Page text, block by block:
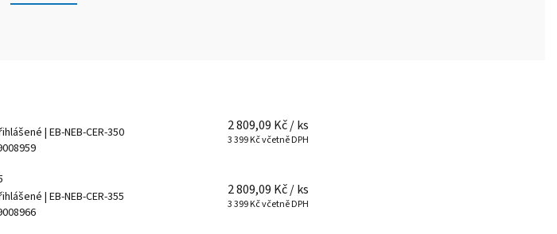
| EB-NEB-CER-350
2 809,09 Kč/ ks
3 399 Kč včetně DPH
| EB-NEB-CER-355
2 809,09 Kč/ ks
3 399 Kč včetně DPH